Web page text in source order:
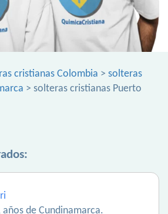
cristianas Colombia > solteras
> solteras cristianas Puerto
años de Cundinamarca.